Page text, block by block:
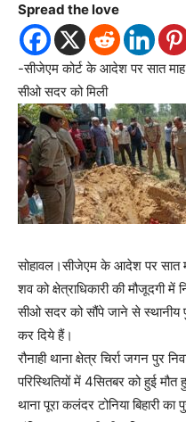
Spread the love
-सीजेएम कोर्ट के आदेश पर सात माह
सीओ सदर को मिली
सोहावल।सीजेएम के आदेश पर सात
शव को क्षेत्राधिकारी की मौजूदगी
सीओ सदर को सौंपे जाने से स्थानीय
कर दिये हैं।
रौनाही थाना क्षेत्र चिर्रा जगन पुर
परिस्थितियों में 4सितबर को हुई
थाना पूरा कलंदर टोनिया बिहारी